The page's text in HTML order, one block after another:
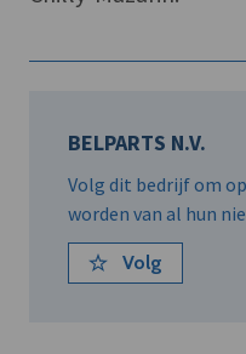
BELPARTS N.V.
Volg dit bedrijf om
worden van al hun
Volg